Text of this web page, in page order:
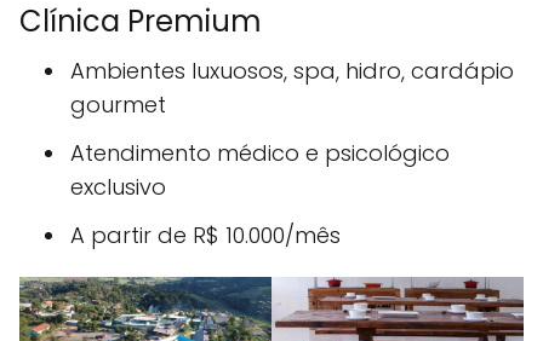
Clínica Premium
Ambientes luxuosos, spa, hidro, cardápio
gourmet
Atendimento médico e psicológico
exclusivo
A partir de R$ 10.000/mês